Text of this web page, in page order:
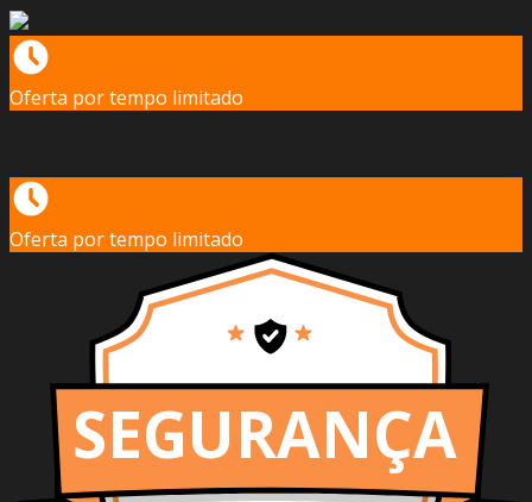
Oferta por tempo limitado
Oferta por tempo limitado
SEGURANÇA